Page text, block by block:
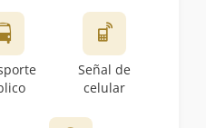
Señal de
celular